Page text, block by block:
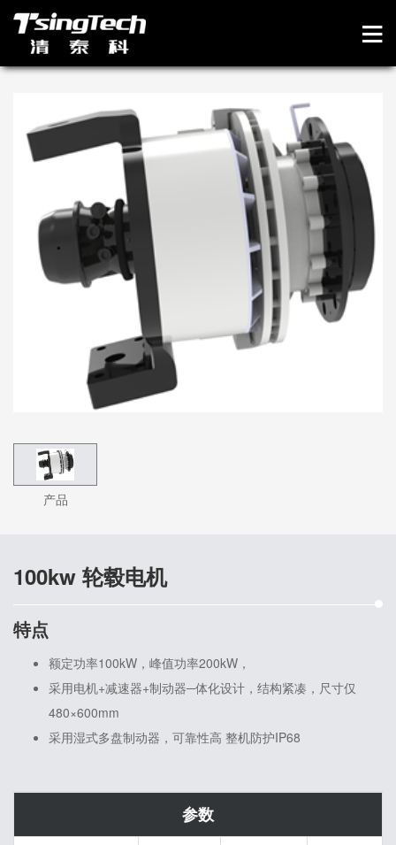
产品
100kw 轮毂电机
特点
额定功率100kW，峰值功率200kW，
采用电机+减速器+制动器─体化设计，结构紧凑，尺寸仅
480×600mm
采用湿式多盘制动器，可靠性高 整机防护IP68
参数